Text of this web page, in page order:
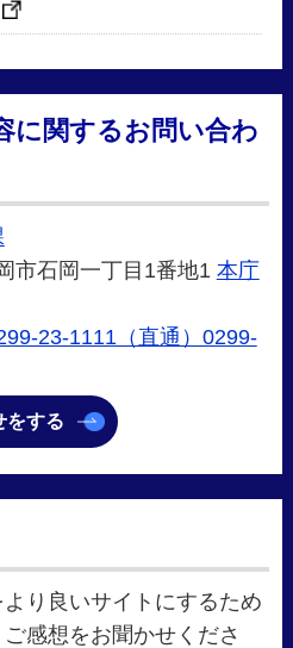
に関するお問い合わ
市石岡一丁目1番地1 本庁
23-1111（直通）0299-
をする
り良いサイトにするため
感想をお聞かせくださ